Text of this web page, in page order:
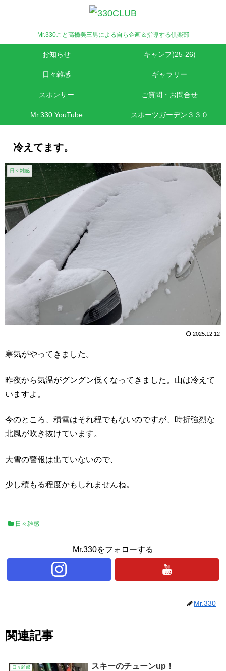
Mr.330こと高橋美三男による自ら企画＆指導する倶楽部
お知らせ キャンプ(25-26)
日々雑感 ギャラリー
スポンサー ご質問・お問合せ
Mr.330 YouTube スポーツガーデン３３０
冷えてます。
日々雑感
2025.12.12
寒気がやってきました。
昨夜から気温がグングン低くなってきました。山は冷えて
いますよ。
今のところ、積雪はそれ程でもないのですが、時折強烈な
北風が吹き抜けています。
大雪の警報は出ていないので、
少し積もる程度かもしれませんね。
日々雑感
Mr.330をフォローする
Mr.330
関連記事
日々雑感 スキーのチューンup！